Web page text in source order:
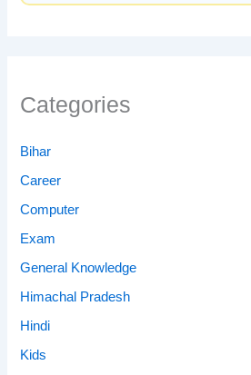
Categories
Bihar
Career
Computer
Exam
General Knowledge
Himachal Pradesh
Hindi
Kids